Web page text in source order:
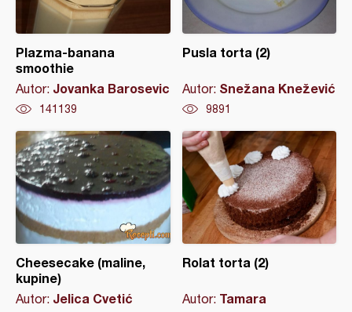
Plazma-banana
smoothie
Autor: Jovanka Barosevic
141139
Pusla torta (2)
Autor: Snežana Knežević
9891
Cheesecake (maline,
kupine)
Autor: Jelica Cvetić
Rolat torta (2)
Autor: Tamara